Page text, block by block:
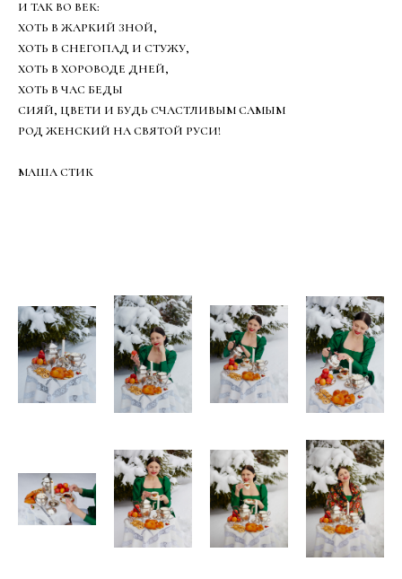
И ТАК ВО ВЕК:
ХОТЬ В ЖАРКИЙ ЗНОЙ,
ХОТЬ В СНЕГОПАД И СТУЖУ,
ХОТЬ В ХОРОВОДЕ ДНЕЙ,
ХОТЬ В ЧАС БЕДЫ
СИЯЙ, ЦВЕТИ И БУДЬ СЧАСТЛИВЫМ САМЫМ
РОД ЖЕНСКИЙ НА СВЯТОЙ РУСИ!
МАША СТИК